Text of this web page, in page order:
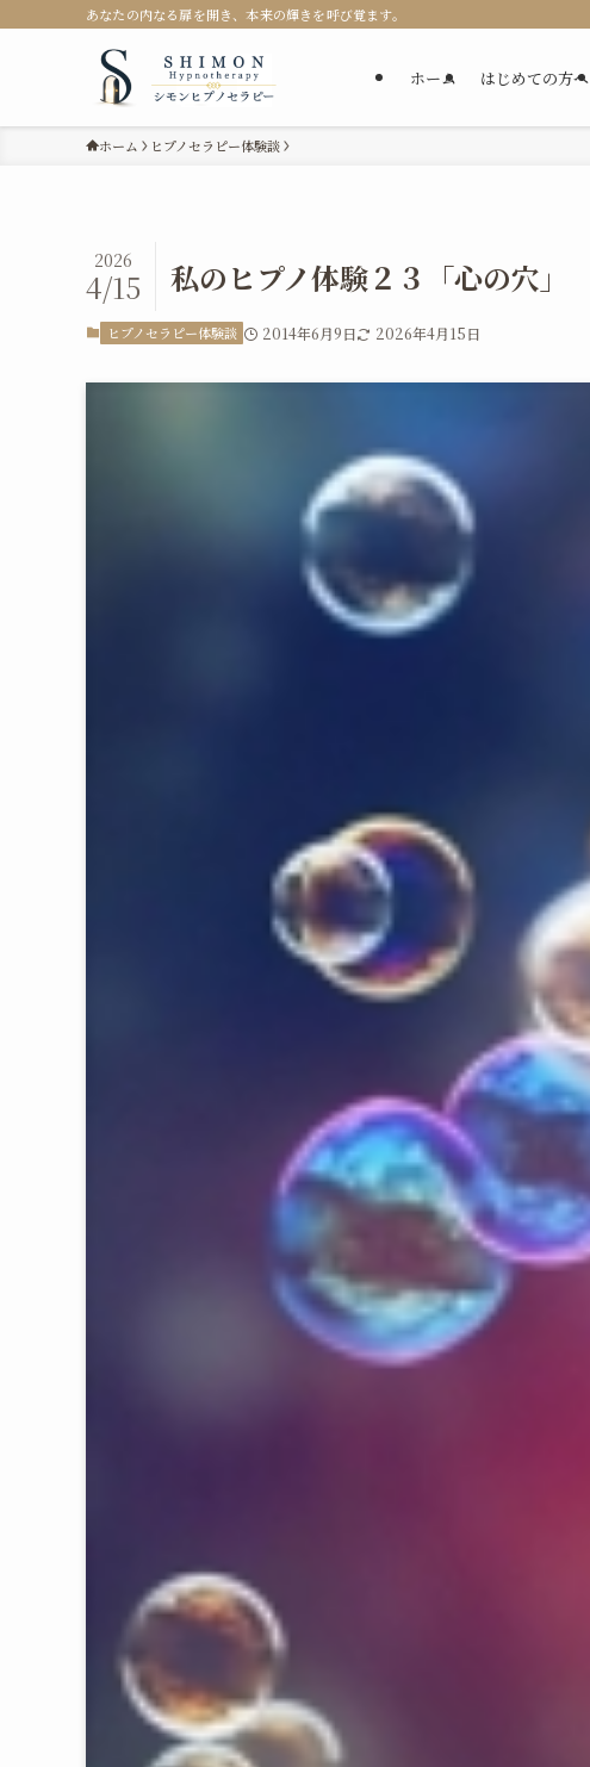
あなたの内なる扉を開き、本来の輝きを呼び覚ます。
ホーム はじめての方へ
ホーム ヒプノセラピー体験談
私のヒプノ体験２３「心の穴」
2026
4/15
ヒプノセラピー体験談 2014年6月9日 2026年4月15日